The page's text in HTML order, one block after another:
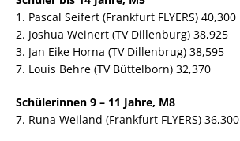
1. Pascal Seifert (Frankfurt FLYERS) 40,300
2. Joshua Weinert (TV Dillenburg) 38,925
3. Jan Eike Horna (TV Dillenbrug) 38,595
7. Louis Behre (TV Büttelborn) 32,370
Schülerinnen 9 – 11 Jahre, M8
7. Runa Weiland (Frankfurt FLYERS) 36,300